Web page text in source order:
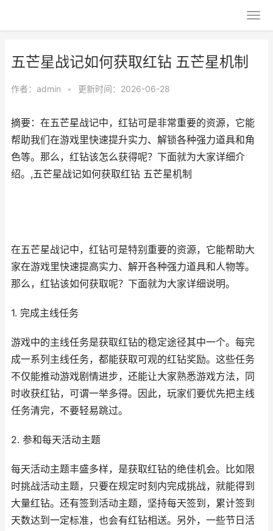
五芒星战记如何获取红钻 五芒星机制
作者： admin • 更新时间：2026-06-28
摘要：在五芒星战记中，红钻可是非常重要的资源，它能
帮助我们在游戏里快速提升实力、解锁各种强力道具和角
色等。那么，红钻该怎么获得呢？下面就为大家详细介
绍。,五芒星战记如何获取红钻 五芒星机制
在五芒星战记中，红钻可是特别重要的资源，它能帮助大
家在游戏里快速提高实力、解开各种强力道具和人物等。
那么，红钻该如何获取呢？下面就为大家详细说明。
1. 完成主线任务
游戏中的主线任务是获取红钻的稳定途径其中一个。每完
成一系列主线任务，都能获取可观的红钻奖励。这些任务
不仅能推动游戏剧情进步，还能让大家熟悉游戏方法，同
时收获红钻，可谓一举多得。因此，玩家们要优先把主线
任务清完，不要轻易跳过。
2. 参和每天活动主题
每天活动主题丰盛多样，是获取红钻的绝佳机会。比如限
时挑战活动主题，只要在规定时刻内完成挑战，就能得到
大量红钻。还有签到活动主题，坚持每天签到，累计签到
天数达到一定标准，也会有红钻相送。另外，一些节日活